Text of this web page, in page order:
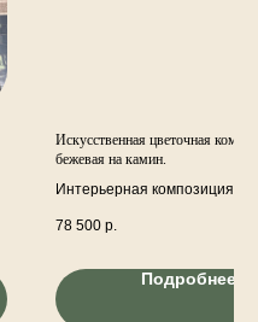
Искусственная цветочная
бежевая на камин.
Интерьерная композиция из
Королевский дельфиниум,
магнолии сиреневой и
гортензия бежевая, анемон
78 500 р.
Подробнее